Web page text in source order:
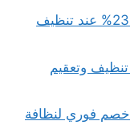
شركة تنظيف فرشات بالخرج بـخصم 23% عند تنظيف
مكاتب بالرياض بـ34% تنظيف وتعقيم
بالبخار بالرياض بـ45% خصم فوري لنظافة